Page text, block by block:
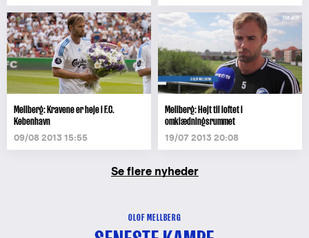
Mellberg: Kravene er høje i F.C.
København
09/08 2013 15:55
Mellberg: Højt til loftet i
omklædningsrummet
19/07 2013 20:08
Se flere nyheder
OLOF MELLBERG